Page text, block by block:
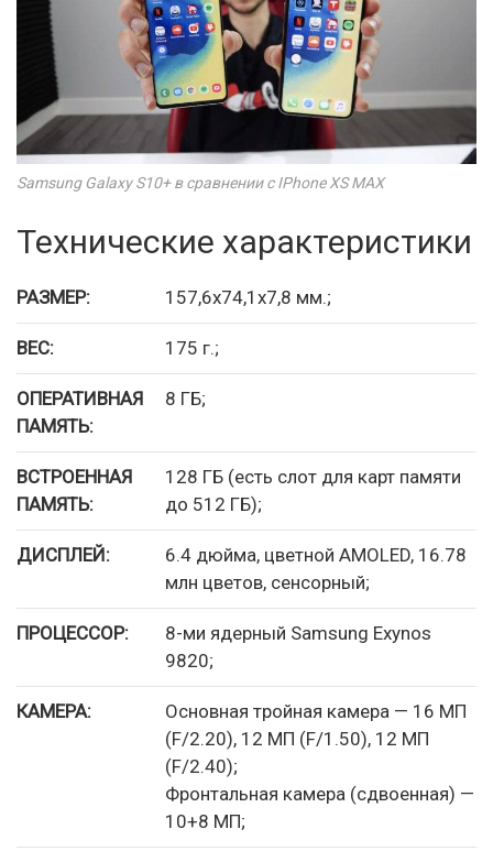
Samsung Galaxy S10+ в сравнении с IPhone XS MAX
Технические характеристики
РАЗМЕР: 157,6х74,1х7,8 мм.;
ВЕС: 175 г.;
ОПЕРАТИВНАЯ
ПАМЯТЬ:
8 ГБ;
ВСТРОЕННАЯ
ПАМЯТЬ:
128 ГБ (есть слот для карт памяти
до 512 ГБ);
ДИСПЛЕЙ:
6.4 дюйма, цветной AMOLED, 16.78
млн цветов, сенсорный;
ПРОЦЕССОР:
8-ми ядерный Samsung Exynos
9820;
КАМЕРА:
Основная тройная камера — 16 МП
(F/2.20), 12 МП (F/1.50), 12 МП
(F/2.40);
Фронтальная камера (сдвоенная) —
10+8 МП;